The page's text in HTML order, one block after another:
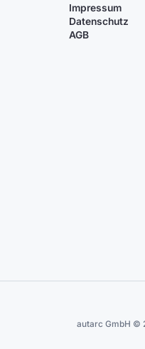
Impressum
Datenschutz
AGB
autarc GmbH ©